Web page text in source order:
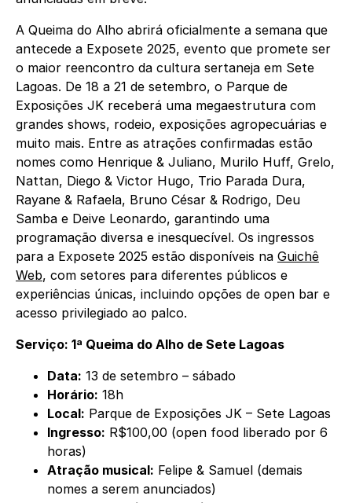
A Queima do Alho abrirá oficialmente a semana que
antecede a Exposete 2025, evento que promete ser
o maior reencontro da cultura sertaneja em Sete
Lagoas. De 18 a 21 de setembro, o Parque de
Exposições JK receberá uma megaestrutura com
grandes shows, rodeio, exposições agropecuárias e
muito mais. Entre as atrações confirmadas estão
nomes como Henrique & Juliano, Murilo Huff, Grelo,
Nattan, Diego & Victor Hugo, Trio Parada Dura,
Rayane & Rafaela, Bruno César & Rodrigo, Deu
Samba e Deive Leonardo, garantindo uma
programação diversa e inesquecível. Os ingressos
para a Exposete 2025 estão disponíveis na Guichê
Web, com setores para diferentes públicos e
experiências únicas, incluindo opções de open bar e
acesso privilegiado ao palco.
Serviço: 1ª Queima do Alho de Sete Lagoas
Data: 13 de setembro – sábado
Horário: 18h
Local: Parque de Exposições JK – Sete Lagoas
Ingresso: R$100,00 (open food liberado por 6
horas)
Atração musical: Felipe & Samuel (demais
nomes a serem anunciados)